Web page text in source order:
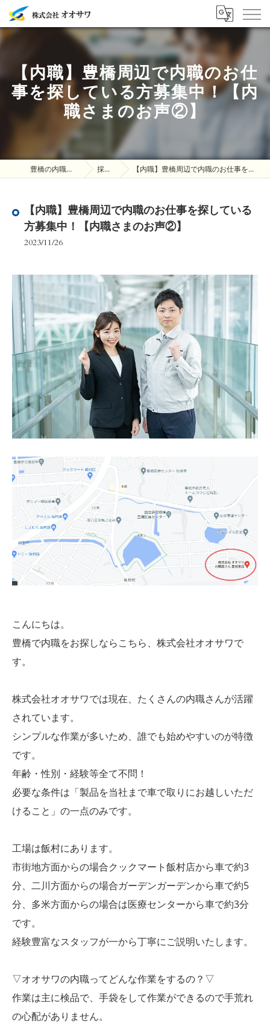
【内職】豊橋周辺で内職のお仕
事を探している方募集中！【内
職さまのお声②】
豊橋の内職は株式会社オオサワ 採用ブログ 【内職】豊橋周辺で内職のお仕事を探している方募集中！【内職さまのお声②】
【内職】豊橋周辺で内職のお仕事を探している
方募集中！【内職さまのお声②】
2023/11/26
こんにちは。
豊橋で内職をお探しならこちら、株式会社オオサワで
す。
株式会社オオサワでは現在、たくさんの内職さんが活躍
されています。
シンプルな作業が多いため、誰でも始めやすいのが特徴
です。
年齢・性別・経験等全て不問！
必要な条件は「製品を当社まで車で取りにお越しいただ
けること」の一点のみです。
工場は飯村にあります。
市街地方面からの場合クックマート飯村店から車で約3
分、二川方面からの場合ガーデンガーデンから車で約5
分、多米方面からの場合は医療センターから車で約3分
です。
経験豊富なスタッフが一から丁寧にご説明いたします。
▽オオサワの内職ってどんな作業をするの？▽
作業は主に検品で、手袋をして作業ができるので手荒れ
の心配がありません。